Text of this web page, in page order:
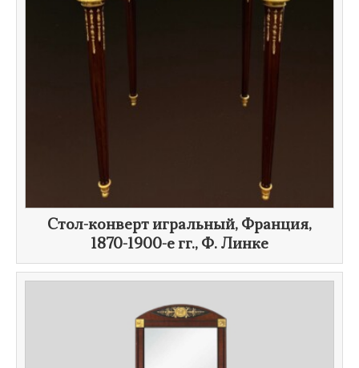
​Стол-конверт игральный, Франция,
1870-1900-е гг., Ф. Линке